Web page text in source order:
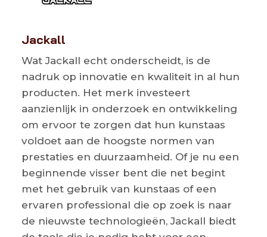
Jackall
Wat Jackall echt onderscheidt, is de
nadruk op innovatie en kwaliteit in al hun
producten. Het merk investeert
aanzienlijk in onderzoek en ontwikkeling
om ervoor te zorgen dat hun kunstaas
voldoet aan de hoogste normen van
prestaties en duurzaamheid. Of je nu een
beginnende visser bent die net begint
met het gebruik van kunstaas of een
ervaren professional die op zoek is naar
de nieuwste technologieën, Jackall biedt